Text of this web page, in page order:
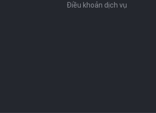
Điều khoản dịch vụ